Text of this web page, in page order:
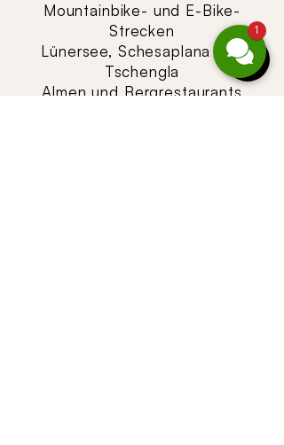
Mountainbike- und E-Bike-
Strecken
Lünersee, Schesaplana und
Tschengla
Almen und Bergrestaurants
1